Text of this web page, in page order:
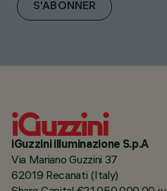
S'ABONNER
iGuzzini illuminazione S.p.A
Via Mariano Guzzini 37
62019 Recanati (Italy)